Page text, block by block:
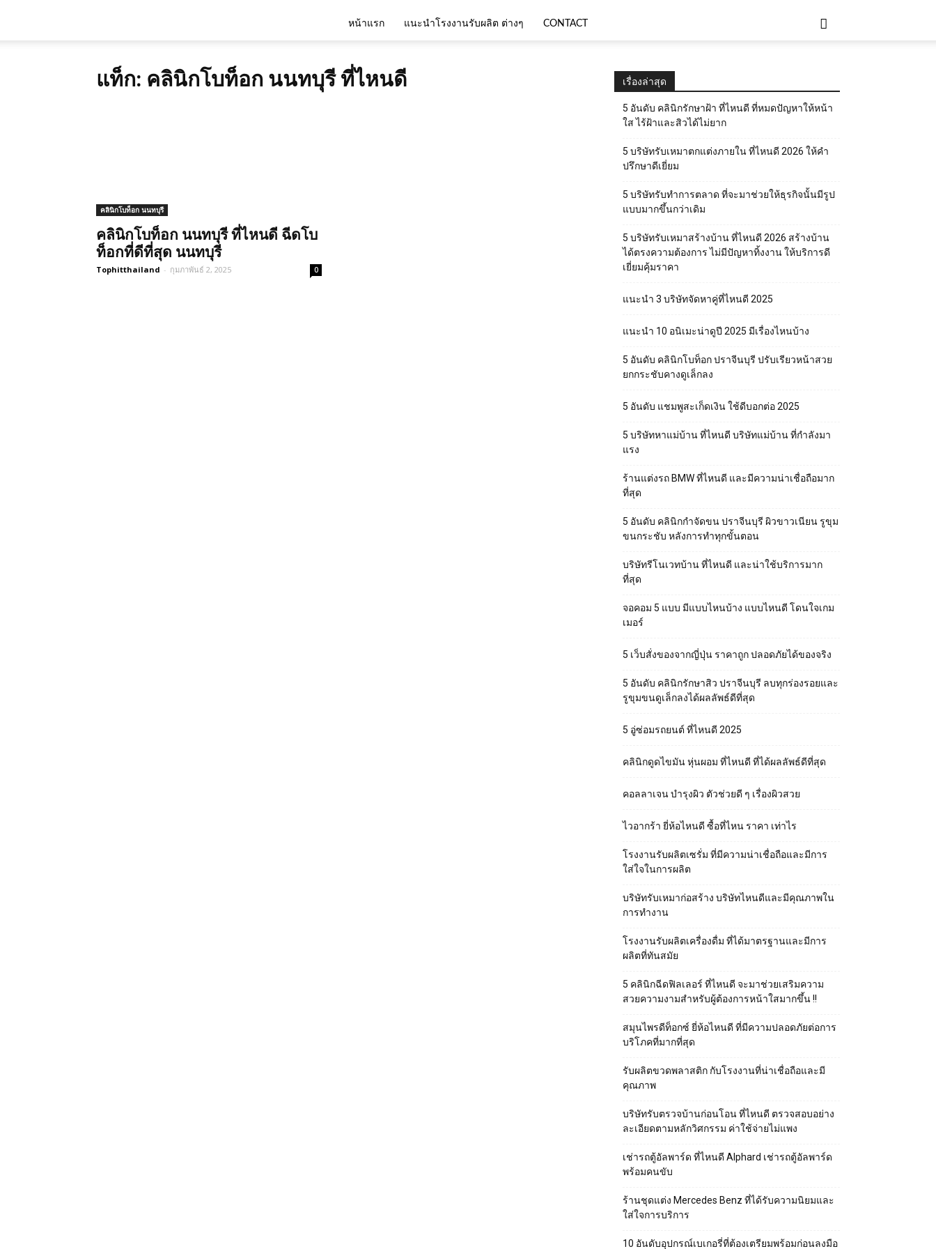
หน้าแรก แนะนำโรงงานรับผลิต ต่างๆ CONTACT
แท็ก: คลินิกโบท็อก นนทบุรี ที่ไหนดี
คลินิกโบท็อก นนทบุรี
คลินิกโบท็อก นนทบุรี ที่ไหนดี ฉีดโบ
ท็อกที่ดีที่สุด นนทบุรี
Tophitthailand - กุมภาพันธ์ 2, 2025 0
เรื่องล่าสุด
5 อันดับ คลินิกรักษาฝ้า ที่ไหนดี ที่หมดปัญหาให้หน้า
ใส ไร้ฝ้าและสิวได้ไม่ยาก
5 บริษัทรับเหมาตกแต่งภายใน ที่ไหนดี 2026 ให้คำ
ปรึกษาดีเยี่ยม
5 บริษัทรับทำการตลาด ที่จะมาช่วยให้ธุรกิจนั้นมีรูป
แบบมากขึ้นกว่าเดิม
5 บริษัทรับเหมาสร้างบ้าน ที่ไหนดี 2026 สร้างบ้าน
ได้ตรงความต้องการ ไม่มีปัญหาทิ้งงาน ให้บริการดี
เยี่ยมคุ้มราคา
แนะนำ 3 บริษัทจัดหาคู่ที่ไหนดี 2025
แนะนำ 10 อนิเมะน่าดูปี 2025 มีเรื่องไหนบ้าง
5 อันดับ คลินิกโบท็อก ปราจีนบุรี ปรับเรียวหน้าสวย
ยกกระชับคางดูเล็กลง
5 อันดับ แชมพูสะเก็ดเงิน ใช้ดีบอกต่อ 2025
5 บริษัทหาแม่บ้าน ที่ไหนดี บริษัทแม่บ้าน ที่กำลังมา
แรง
ร้านแต่งรถ BMW ที่ไหนดี และมีความน่าเชื่อถือมาก
ที่สุด
5 อันดับ คลินิกกำจัดขน ปราจีนบุรี ผิวขาวเนียน รูขุม
ขนกระชับ หลังการทำทุกขั้นตอน
บริษัทรีโนเวทบ้าน ที่ไหนดี และน่าใช้บริการมาก
ที่สุด
จอคอม 5 แบบ มีแบบไหนบ้าง แบบไหนดี โดนใจเกม
เมอร์
5 เว็บสั่งของจากญี่ปุ่น ราคาถูก ปลอดภัยได้ของจริง
5 อันดับ คลินิกรักษาสิว ปราจีนบุรี ลบทุกร่องรอยและ
รูขุมขนดูเล็กลงได้ผลลัพธ์ดีที่สุด
5 อู่ซ่อมรถยนต์ ที่ไหนดี 2025
คลินิกดูดไขมัน หุ่นผอม ที่ไหนดี ที่ได้ผลลัพธ์ดีที่สุด
คอลลาเจน บำรุงผิว ตัวช่วยดี ๆ เรื่องผิวสวย
ไวอากร้า ยี่ห้อไหนดี ซื้อที่ไหน ราคา เท่าไร
โรงงานรับผลิตเซรั่ม ที่มีความน่าเชื่อถือและมีการ
ใส่ใจในการผลิต
บริษัทรับเหมาก่อสร้าง บริษัทไหนดีและมีคุณภาพใน
การทำงาน
โรงงานรับผลิตเครื่องดื่ม ที่ได้มาตรฐานและมีการ
ผลิตที่ทันสมัย
5 คลินิกฉีดฟิลเลอร์ ที่ไหนดี จะมาช่วยเสริมความ
สวยความงามสำหรับผู้ต้องการหน้าใสมากขึ้น !!
สมุนไพรดีท็อกซ์ ยี่ห้อไหนดี ที่มีความปลอดภัยต่อการ
บริโภคที่มากที่สุด
รับผลิตขวดพลาสติก กับโรงงานที่น่าเชื่อถือและมี
คุณภาพ
บริษัทรับตรวจบ้านก่อนโอน ที่ไหนดี ตรวจสอบอย่าง
ละเอียดตามหลักวิศกรรม ค่าใช้จ่ายไม่แพง
เช่ารถตู้อัลพาร์ด ที่ไหนดี Alphard เช่ารถตู้อัลพาร์ด
พร้อมคนขับ
ร้านชุดแต่ง Mercedes Benz ที่ได้รับความนิยมและ
ใส่ใจการบริการ
10 อันดับอุปกรณ์เบเกอรี่ที่ต้องเตรียมพร้อมก่อนลงมือ